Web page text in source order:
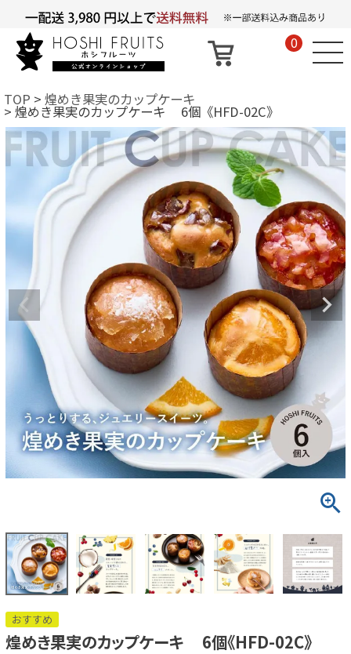
0
TOP 煌めき果実のカップケーキ
煌めき果実のカップケーキ 6個《HFD-02C》
おすすめ
煌めき果実のカップケーキ 6個《HFD-02C》